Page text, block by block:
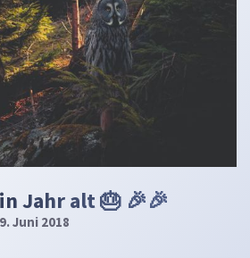
Jahr alt 🎂 🎉🎉
Juni 2018